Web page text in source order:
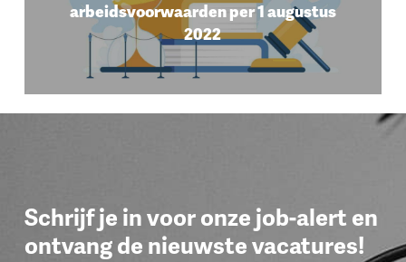
arbeidsvoorwaarden per 1 augustus
2022
Schrijf je in voor onze job-alert en
ontvang de nieuwste vacatures!